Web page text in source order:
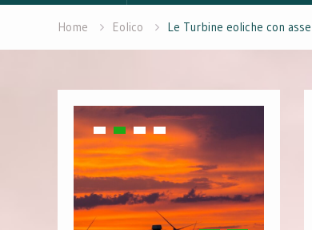
Home Eolico Le Turbine eoliche con